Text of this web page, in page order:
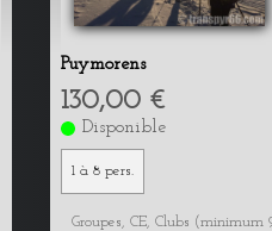
Puymorens
130,00 €
Disponible
1 à 8 pers.
Groupes, CE, Clubs (minimum